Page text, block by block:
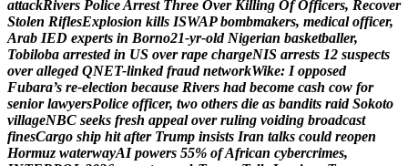
attackRivers PoliceArrest Three Over Killing Of Officers, Recover
Stolen RiflesExplosion kills ISWAP bombmakers, medical officer,
Arab IED experts in Borno21-yr-old Nigerian basketballer,
Tobiloba arrested in US over rape chargeNIS arrests 12 suspects
over alleged QNET-linked fraud networkWike: I opposed
Fubara’s re-election because Rivers had become cash cow for
senior lawyersPolice officer, two others die as bandits raid Sokoto
villageNBC seeks fresh appeal over ruling voiding broadcast
finesCargo ship hit after Trump insists Iran talks could reopen
Hormuz waterwayAI powers 55% ofAfrican cybercrimes,